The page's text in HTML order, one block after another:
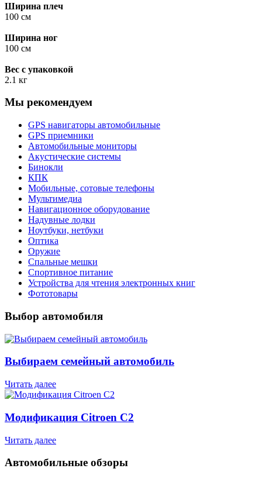
Ширина плеч
100 см
Ширина ног
100 см
Вес с упаковкой
2.1 кг
Мы рекомендуем
GPS навигаторы автомобильные
GPS приемники
Автомобильные мониторы
Акустические системы
Бинокли
КПК
Мобильные, сотовые телефоны
Мультимедиа
Навигационное оборудование
Надувные лодки
Ноутбуки, нетбуки
Оптика
Оружие
Спальные мешки
Спортивное питание
Устройства для чтения электронных книг
Фототовары
Выбор автомобиля
Выбираем семейный автомобиль
Читать далее
Модификация Citroen С2
Читать далее
Автомобильные обзоры